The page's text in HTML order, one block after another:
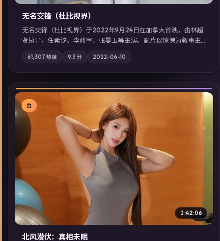
无名交锋（杜比视界）
无名交锋（杜比视界）于2022年9月24日在加拿大首映，由林超
贤执导，任素汐、李政宰、张曼玉等主演。影片以惊悚为叙事主
轴，失踪人口档案牵出跨国灰色产业链；摄影与配乐强化地域气
质；站内亦可通过「国产免费观看高清电视剧在线看」延展检索
同类型高分佳作，畅享高清在线追剧体验。
61,307 热度 9.3 分 2022-06-10
▶
台
1:42:06
北风潜伏：真相未眠